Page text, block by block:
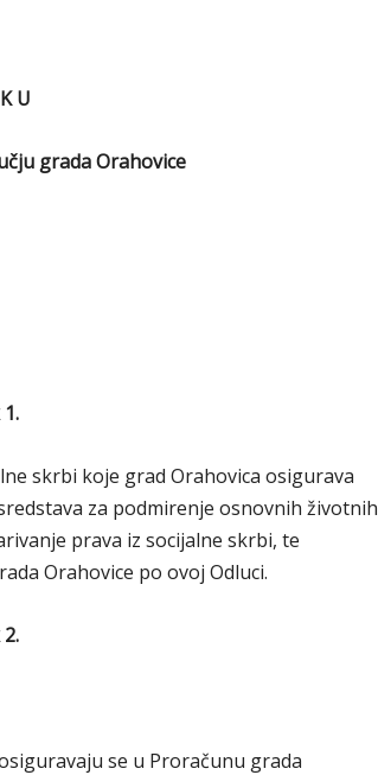
U
grada Orahovice
skrbi koje grad Orahovica osigurava
za podmirenje osnovnih životnih
prava iz socijalne skrbi, te
Orahovice po ovoj Odluci.
se u Proračunu grada